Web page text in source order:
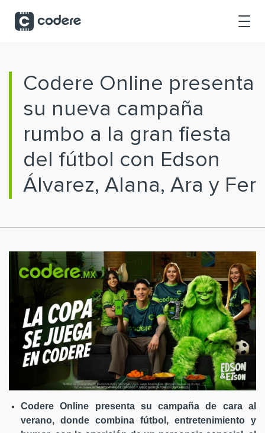
Codere Online presenta
su nueva campaña
rumbo a la gran fiesta
del fútbol con Edson
Álvarez, Alana, Ara y Fer
Codere Online presenta su campaña de cara al
verano, donde combina fútbol, entretenimiento y